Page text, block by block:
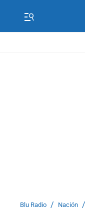
Blu Radio / Nación /